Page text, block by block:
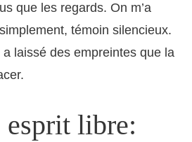
que les regards. On m’a
témoin silencieux.
laissé des empreintes que la
esprit libre: